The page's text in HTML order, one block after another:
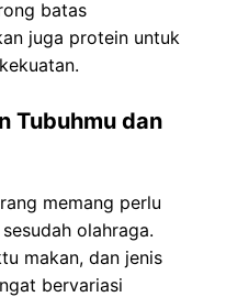
batas
juga protein untuk
Tubuhmu dan
memang perlu
olahraga.
makan, dan jenis
bervariasi